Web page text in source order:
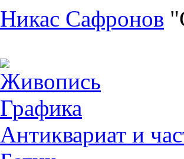
Никас Сафронов
Живопись
Графика
Антиквариат и